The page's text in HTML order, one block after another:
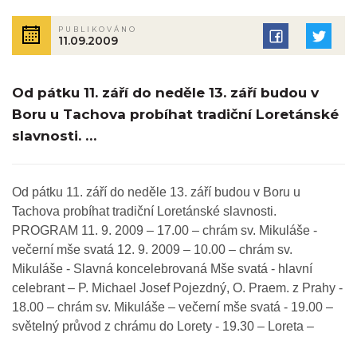
PUBLIKOVÁNO
11.09.2009
Od pátku 11. září do neděle 13. září budou v
Boru u Tachova probíhat tradiční Loretánské
slavnosti. …
Od pátku 11. září do neděle 13. září budou v Boru u
Tachova probíhat tradiční Loretánské slavnosti.
PROGRAM 11. 9. 2009 – 17.00 – chrám sv. Mikuláše -
večerní mše svatá 12. 9. 2009 – 10.00 – chrám sv.
Mikuláše - Slavná koncelebrovaná Mše svatá - hlavní
celebrant – P. Michael Josef Pojezdný, O. Praem. z Prahy -
18.00 – chrám sv. Mikuláše – večerní mše svatá - 19.00 –
světelný průvod z chrámu do Lorety - 19.30 – Loreta –